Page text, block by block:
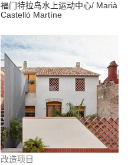
福门特拉岛水上运动中心/ Marià
Castelló Martíne
改造项目